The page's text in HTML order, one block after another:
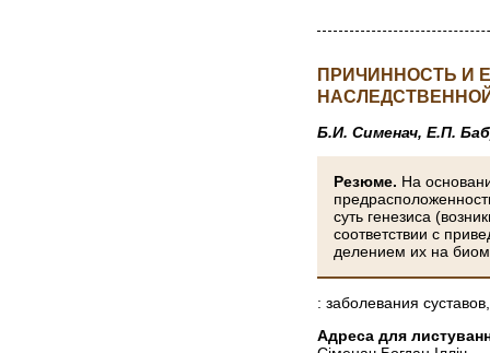
ПРИЧИННОСТЬ И
Б.И. Сименач, Е.П.
Резюме. На
суть генезиса
соответствии с
делением их на
: заболевания
Адреса для